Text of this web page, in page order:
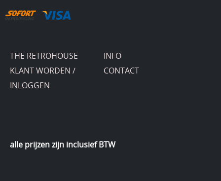
THE RETROHOUSE
INFO
KLANT WORDEN /
INLOGGEN
CONTACT
alle prijzen zijn inclusief BTW